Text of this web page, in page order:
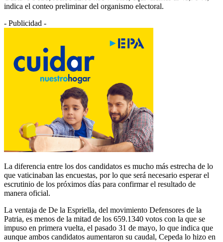
indica el conteo preliminar del organismo electoral.
- Publicidad -
La diferencia entre los dos candidatos es mucho más estrecha de lo
que vaticinaban las encuestas, por lo que será necesario esperar el
escrutinio de los próximos días para confirmar el resultado de
manera oficial.
La ventaja de De la Espriella, del movimiento Defensores de la
Patria, es menos de la mitad de los 659.1340 votos con la que se
impuso en primera vuelta, el pasado 31 de mayo, lo que indica que
aunque ambos candidatos aumentaron su caudal, Cepeda lo hizo en